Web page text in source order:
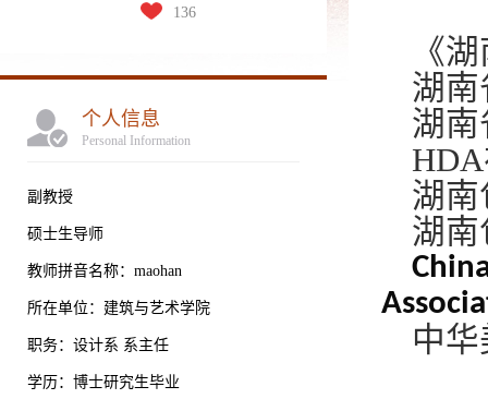
136
个人信息
Personal Information
副教授
硕士生导师
教师拼音名称：maohan
所在单位：建筑与艺术学院
职务：设计系 系主任
学历：博士研究生毕业
《
湖
湖
湖
湖
中